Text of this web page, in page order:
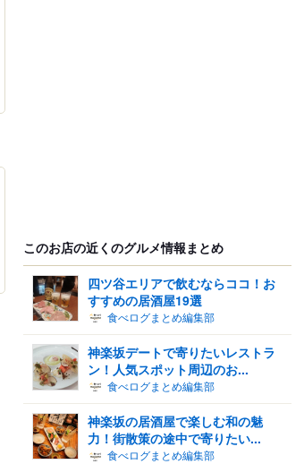
このお店の近くのグルメ情報まとめ
四ツ谷エリアで飲むならココ！お
すすめの居酒屋19選
食べログまとめ編集部
神楽坂デートで寄りたいレストラ
ン！人気スポット周辺のお...
食べログまとめ編集部
神楽坂の居酒屋で楽しむ和の魅
力！街散策の途中で寄りたい...
食べログまとめ編集部